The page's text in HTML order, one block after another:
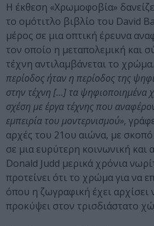
Η έκθεση «Χρωμοφοβία»
το ομότιτλο βιβλίο του David
μέρος σε μια οπτική έρευνα
τον οποίο η μεταπολεμική και
τέχνη αντιλαμβάνεται το χρώμα.
περίοδος ήταν η περίοδος της
στην τέχνη […] τα ψηφιοποιημένα
σχέση με έργα τέχνης που
εμπειρία του μοντερνισμού»,
αρχές του 21ου αιώνα, με
σε μια ευρύτερη κοινωνική και
Donald Judd μερικά χρόνια
προτείνει ότι το χρώμα για να
όπου η ζωγραφική έχει αρχίσει
προκύψει στον τρισδιάστατο